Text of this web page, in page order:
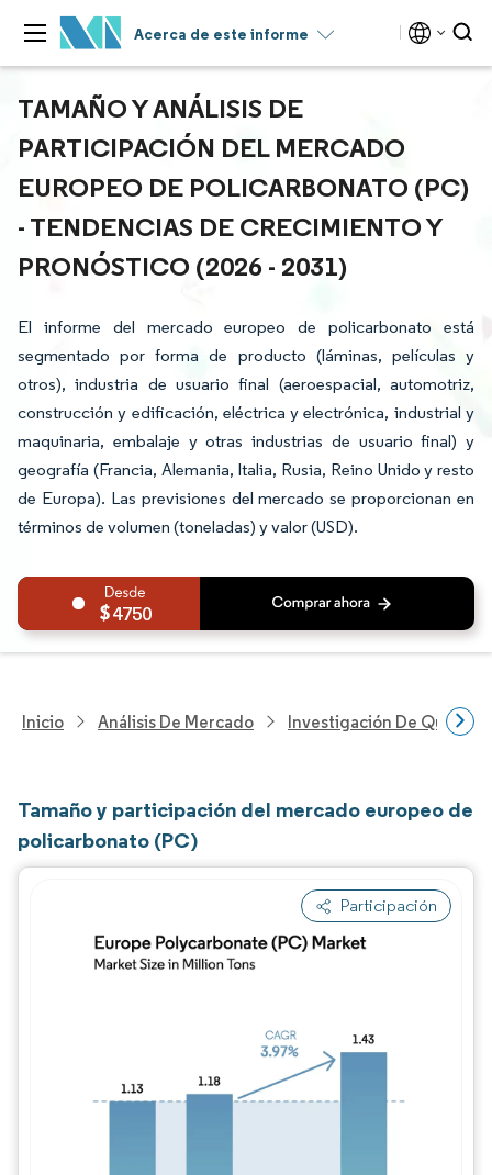
Acerca de este informe
TAMAÑO Y ANÁLISIS DE
PARTICIPACIÓN DEL MERCADO
EUROPEO DE POLICARBONATO (PC)
- TENDENCIAS DE CRECIMIENTO Y
PRONÓSTICO (2026 - 2031)
El informe del mercado europeo de policarbonato está
segmentado por forma de producto (láminas, películas y
otros), industria de usuario final (aeroespacial, automotriz,
construcción y edificación, eléctrica y electrónica, industrial y
maquinaria, embalaje y otras industrias de usuario final) y
geografía (Francia, Alemania, Italia, Rusia, Reino Unido y resto
de Europa). Las previsiones del mercado se proporcionan en
términos de volumen (toneladas) y valor (USD).
4750
Inicio Análisis De Mercado Investigación De
Tamaño y participación del mercado europeo de
policarbonato (PC)
Participación